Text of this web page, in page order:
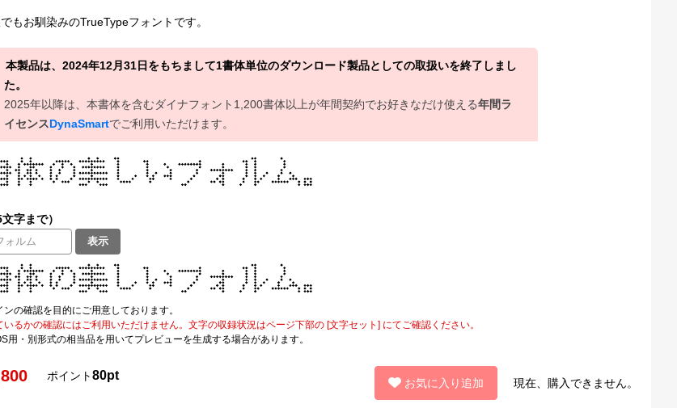
もお馴染みのTrueTypeフォントです。
本製品は、2024年12月31日をもちまして1書体単位のダウンロード製品としての取扱いを終了しまし
た。
2025年以降は、本書体を含むダイナフォント1,200書体以上が年間契約でお好きなだけ使える年間ラ
イセンスDynaSmartでご利用いただけます。
字まで）
表示
の確認を目的にご用意しております。
るかの確認にはご利用いただけません。文字の収録状況はページ下部の [文字セット] にてご確認ください。
・別形式の相当品を用いてプレビューを生成する場合があります。
ポイント80pt
お気に入り追加 現在、購入できません。